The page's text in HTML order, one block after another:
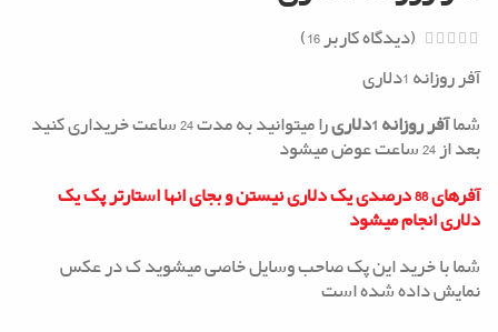
(دیدگاه کاربر16
)
آفر روزانه 1دلاری
شماآفر روزانه 1دلاری
را میتوانید به مدت 24 ساعت خریداری کنید
بعد از 24 ساعت عوض میشود
آفرهای 88 درصدی یک دلاری نیستن و بجای انها استارتر پک یک
دلاری انجام میشود
شما با خرید این پک صاحب وسایل خاصی میشوید ک در عکس
نمایش داده شده است